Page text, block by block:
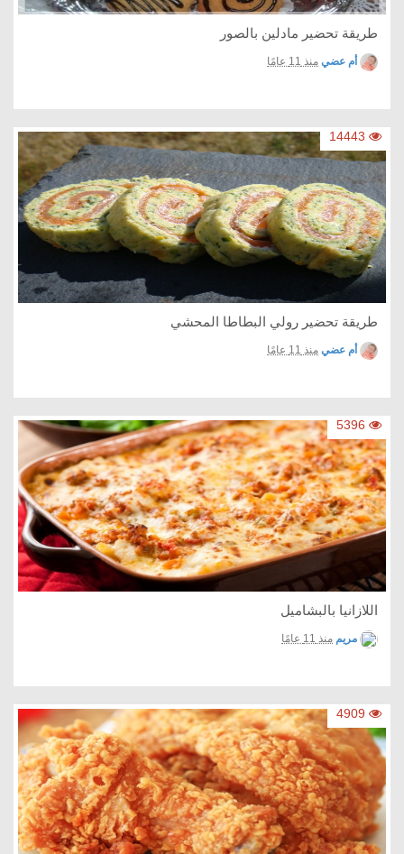
طريقة تحضير مادلين بالصور
أم عضي منذ 11 عامًا
14443
طريقة تحضير رولي البطاطا المحشي
أم عضي منذ 11 عامًا
5396
اللازانيا بالبشاميل
مريم منذ 11 عامًا
4909